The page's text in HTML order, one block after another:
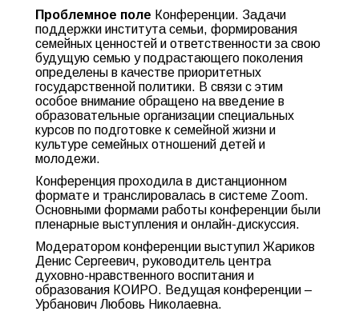
Проблемное поле Конференции. Задачи
поддержки института семьи, формирования
семейных ценностей и ответственности за свою
будущую семью у подрастающего поколения
определены в качестве приоритетных
государственной политики. В связи с этим
особое внимание обращено на введение в
образовательные организации специальных
курсов по подготовке к семейной жизни и
культуре семейных отношений детей и
молодежи.
Конференция проходила в дистанционном
формате и транслировалась в системе Zoom.
Основными формами работы конференции были
пленарные выступления и онлайн-дискуссия.
Модератором конференции выступил Жариков
Денис Сергеевич, руководитель центра
духовно-нравственного воспитания и
образования КОИРО. Ведущая конференции –
Урбанович Любовь Николаевна.